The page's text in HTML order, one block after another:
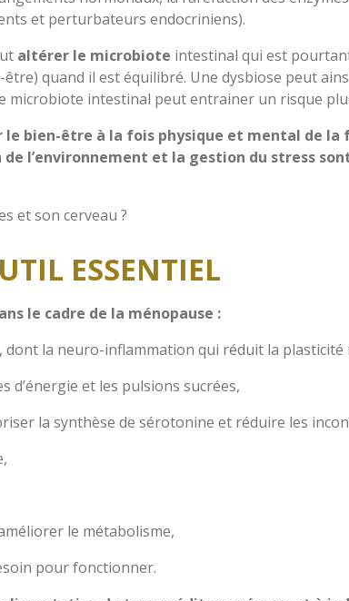
et perturbateurs endocriniens).
altérer le microbiote intestinal qui est
quand il est équilibré. Une dysbiose peut
microbiote intestinal peut entrainer un risque
le bien-être à la fois physique et mental de la
l’environnement et la gestion du stress
et son cerveau ?
ESSENTIEL
le cadre de la ménopause :
la neuro-inflammation qui réduit la plasticité
d’énergie et les pulsions sucrées,
la synthèse de sérotonine et réduire les
le métabolisme,
pour fonctionner.